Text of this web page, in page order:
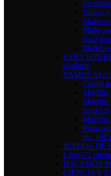
Bolsos
risa2
PARA LOS
products
VAMOS AL
Carros
Mochila
Mochila
products
Mochila
etc..100
JUEGOS DE
Libros72
HACEMOS
CIENCIA Y